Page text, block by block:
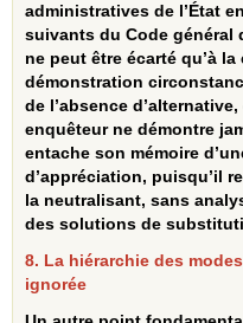
administratives de l’État
suivants du Code
ne peut être écarté qu’à
démonstration
de l’absence
enquêteur ne démontre
entache son mémoire
d’appréciation, puisqu’il
la neutralisant, sans
des solutions de
8. La hiérarchie des
ignorée